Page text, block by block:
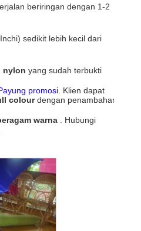
beriringan dengan 1-2
sedikit lebih kecil dari
nylon yang sudah terbukti
promosi . Klien dapat
colour dengan penambahan
warna
. Hubungi